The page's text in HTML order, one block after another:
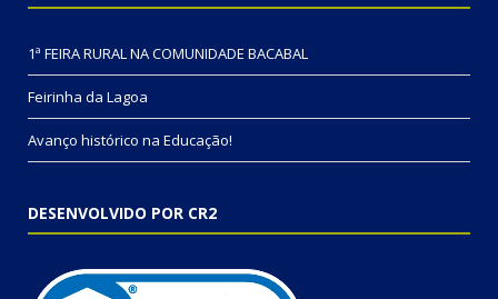
1ª FEIRA RURAL NA COMUNIDADE BACABAL
Feirinha da Lagoa
Avanço histórico na Educação!
DESENVOLVIDO POR CR2